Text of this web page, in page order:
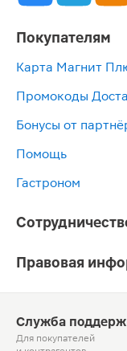
Покупателям
Карта Магнит
Промокоды
Бонусы от
Помощь
Гастроном
Правовая
Служба
Для покупателей